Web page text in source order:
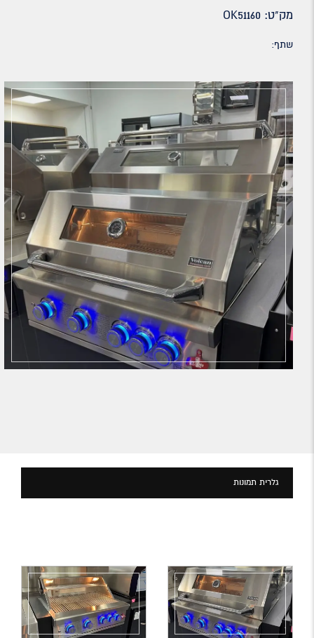
מק"ט: OK51160
שתף:
גלרית תמונות